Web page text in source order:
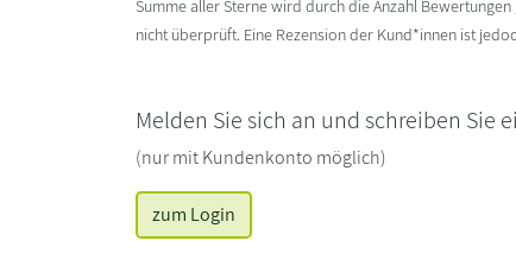
Summe aller Sterne wird durch die Anzahl
nicht überprüft. Eine Rezension der Kund*innen ist
Melden Sie sich an und schreiben Sie
(nur mit Kundenkonto möglich)
zum Login